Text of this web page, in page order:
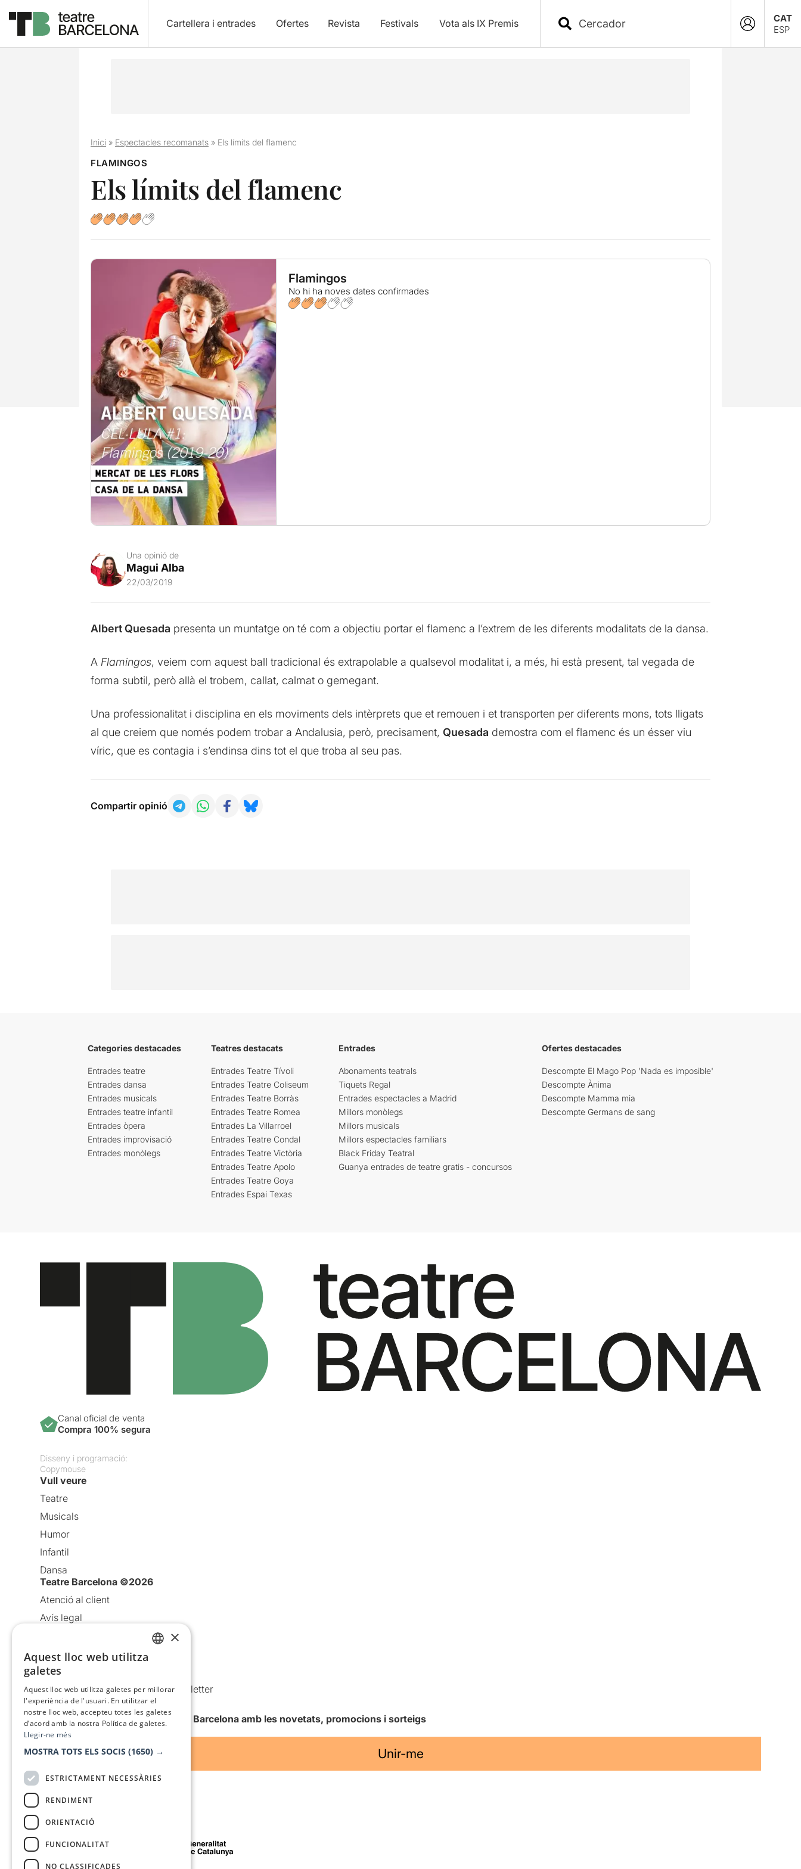
Cartellera i entrades Ofertes Revista Festivals Vota als IX Premis
CAT
ESP
Inici» Espectacles recomanats» Els límits del flamenc
FLAMINGOS
Els límits del flamenc
Flamingos
No hi ha noves dates confirmades
Una opinió de
Magui Alba
22/03/2019
Albert Quesada presenta un muntatge on té com a objectiu portar el flamenc a l’extrem de les diferents modalitats de la dansa.
A Flamingos, veiem com aquest ball tradicional és extrapolable a qualsevol modalitat i, a més, hi està present, tal vegada de
forma subtil, però allà el trobem, callat, calmat o gemegant.
Una professionalitat i disciplina en els moviments dels intèrprets que et remouen i et transporten per diferents mons, tots lligats
al que creiem que només podem trobar a Andalusia, però, precisament, Quesada demostra com el flamenc és un ésser viu
víric, que es contagia i s’endinsa dins tot el que troba al seu pas.
Compartir opinió
Categories destacades
Entrades teatre
Entrades dansa
Entrades musicals
Entrades teatre infantil
Entrades òpera
Entrades improvisació
Entrades monòlegs
Teatres destacats
Entrades Teatre Tívoli
Entrades Teatre Coliseum
Entrades Teatre Borràs
Entrades Teatre Romea
Entrades La Villarroel
Entrades Teatre Condal
Entrades Teatre Victòria
Entrades Teatre Apolo
Entrades Teatre Goya
Entrades Espai Texas
Entrades
Abonaments teatrals
Tiquets Regal
Entrades espectacles a Madrid
Millors monòlegs
Millors musicals
Millors espectacles familiars
Black Friday Teatral
Guanya entrades de teatre gratis - concursos
Ofertes destacades
Descompte El Mago Pop 'Nada es imposible'
Descompte Ànima
Descompte Mamma mia
Descompte Germans de sang
Canal oficial de venta
Compra 100% segura
Disseny i programació:
Copymouse
Vull veure
Teatre
Musicals
Humor
Infantil
Dansa
Teatre Barcelona ©2026
Atenció al client
Avís legal
Política de cookies
Condicions d’ús
Comunicacions comercials i Newsletter
Anuncia’t
Vull rebre la newsletter de Teatre Barcelona amb les novetats, promocions i sorteigs
Unir-me
Amb el suport de
×
Aquest lloc web utilitza
galetes
Aquest lloc web utilitza galetes per millorar
l'experiència de l'usuari. En utilitzar el
nostre lloc web, accepteu totes les galetes
d’acord amb la nostra Política de galetes.
Llegir-ne més
MOSTRA TOTS ELS SOCIS (1650) →
ESTRICTAMENT NECESSÀRIES
RENDIMENT
ORIENTACIÓ
FUNCIONALITAT
NO CLASSIFICADES